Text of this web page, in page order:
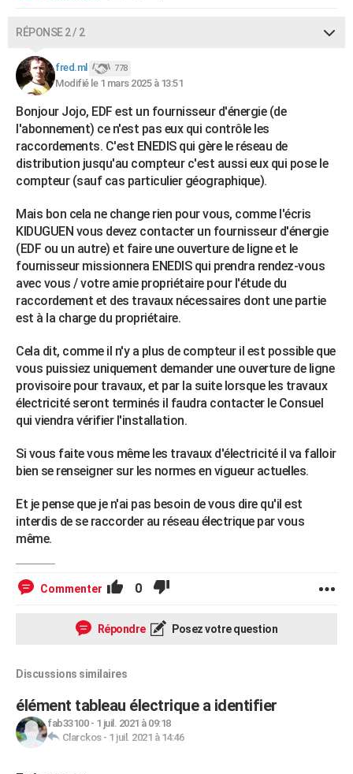
RÉPONSE 2 / 2
fred.ml 778
Modifié le 1 mars 2025 à 13:51
Bonjour Jojo, EDF est un fournisseur d'énergie (de
l'abonnement) ce n'est pas eux qui contrôle les
raccordements. C'est ENEDIS qui gère le réseau de
distribution jusqu'au compteur c'est aussi eux qui pose le
compteur (sauf cas particulier géographique).
Mais bon cela ne change rien pour vous, comme l'écris
KIDUGUEN vous devez contacter un fournisseur d'énergie
(EDF ou un autre) et faire une ouverture de ligne et le
fournisseur missionnera ENEDIS qui prendra rendez-vous
avec vous / votre amie propriétaire pour l'étude du
raccordement et des travaux nécessaires dont une partie
est à la charge du propriétaire.
Cela dit, comme il n'y a plus de compteur il est possible que
vous puissiez uniquement demander une ouverture de ligne
provisoire pour travaux, et par la suite lorsque les travaux
électricité seront terminés il faudra contacter le Consuel
qui viendra vérifier l'installation.
Si vous faite vous même les travaux d'électricité il va falloir
bien se renseigner sur les normes en vigueur actuelles.
Et je pense que je n'ai pas besoin de vous dire qu'il est
interdis de se raccorder au réseau électrique par vous
même.
Commenter 0
Répondre Posez votre question
Discussions similaires
élément tableau électrique a identifier
fab33100- 1 juil. 2021 à 09:18
Clarckos- 1 juil. 2021 à 14:46